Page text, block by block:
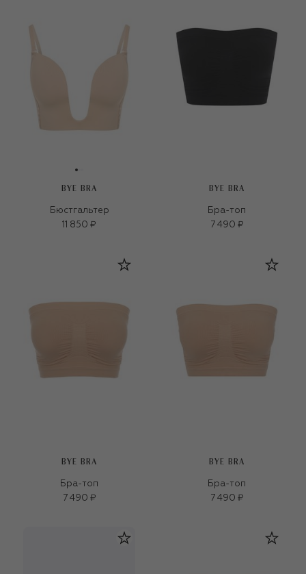
BYE BRA
Бюстгальтер
11 850 ₽
BYE BRA
Бра-топ
7 490 ₽
BYE BRA
Бра-топ
7 490 ₽
BYE BRA
Бра-топ
7 490 ₽